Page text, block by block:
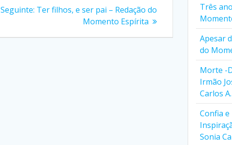
Seguinte: Post
Ter filhos, e ser pai – Redação do
Momento Espírita
Três
Apesar
do
Morte -
Irmão
Carlos
Confia
Sonia